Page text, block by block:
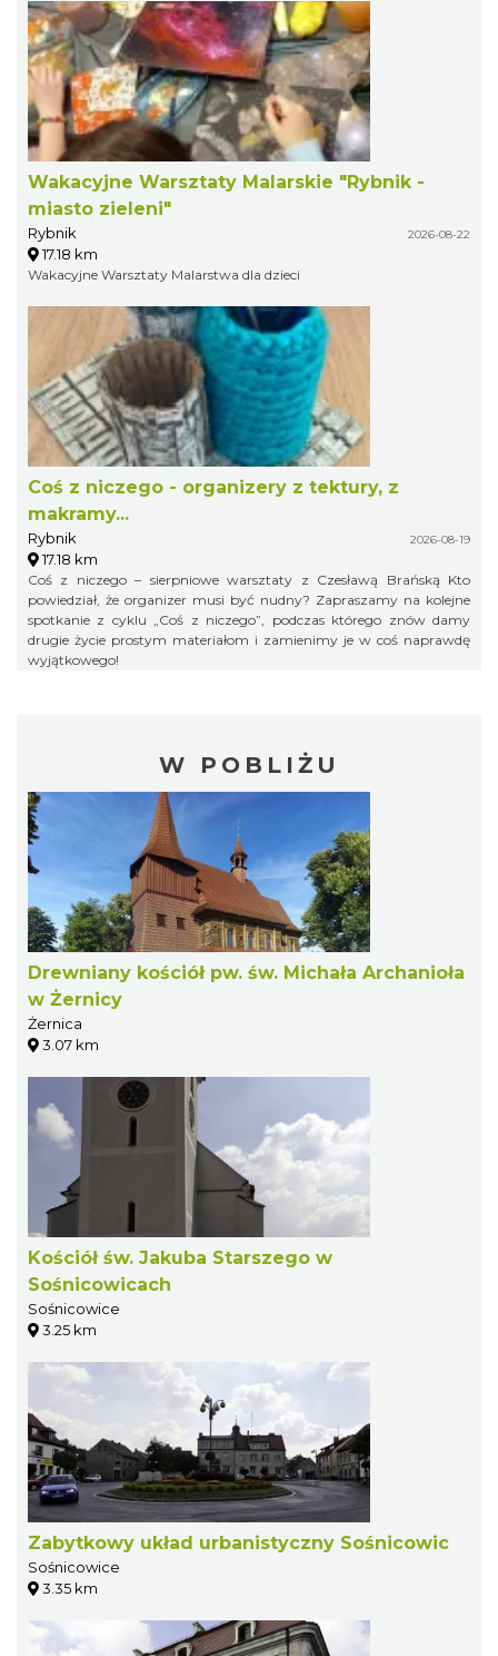
Wakacyjne Warsztaty Malarskie "Rybnik -
miasto zieleni"
Rybnik 2026-08-22
17.18 km
Wakacyjne Warsztaty Malarstwa dla dzieci
Coś z niczego - organizery z tektury, z
makramy...
Rybnik 2026-08-19
17.18 km
Coś z niczego – sierpniowe warsztaty z Czesławą Brańską Kto
powiedział, że organizer musi być nudny? Zapraszamy na kolejne
spotkanie z cyklu „Coś z niczego”, podczas którego znów damy
drugie życie prostym materiałom i zamienimy je w coś naprawdę
wyjątkowego!
W POBLIŻU
Drewniany kościół pw. św. Michała Archanioła
w Żernicy
Żernica
3.07 km
Kościół św. Jakuba Starszego w
Sośnicowicach
Sośnicowice
3.25 km
Zabytkowy układ urbanistyczny Sośnicowic
Sośnicowice
3.35 km